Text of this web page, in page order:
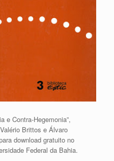
e Contra-Hegemonia”,
Brittos e Álvaro
download gratuito no
Federal da Bahia.